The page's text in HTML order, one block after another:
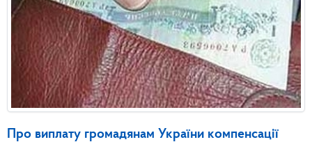
Про виплату громадянам України компенсації